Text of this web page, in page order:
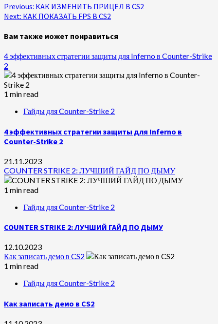
Continue
Reading
Previous: КАК ИЗМЕНИТЬ ПРИЦЕЛ В CS2
Next: КАК ПОКАЗАТЬ FPS В CS2
Вам также может понравиться
4 эффективных стратегии защиты для Inferno в Counter-Strike
2
1 min read
Гайды для Counter-Strike 2
4 эффективных стратегии защиты для Inferno в
Counter-Strike 2
21.11.2023
COUNTER STRIKE 2: ЛУЧШИЙ ГАЙД ПО ДЫМУ
1 min read
Гайды для Counter-Strike 2
COUNTER STRIKE 2: ЛУЧШИЙ ГАЙД ПО ДЫМУ
12.10.2023
Как записать демо в CS2
1 min read
Гайды для Counter-Strike 2
Как записать демо в CS2